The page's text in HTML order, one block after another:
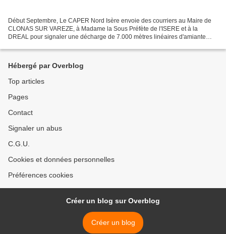
Début Septembre, Le CAPER Nord Isère envoie des courriers au Maire de
CLONAS SUR VAREZE, à Madame la Sous Préfète de l'ISERE et à la
DREAL pour signaler une décharge de 7.000 mètres linéaires d'amiante
Hébergé par Overblog
Top articles
Pages
Contact
Signaler un abus
C.G.U.
Cookies et données personnelles
Préférences cookies
Créer un blog sur Overblog
Créer un blog